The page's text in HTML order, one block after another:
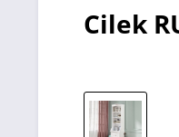
Cilek